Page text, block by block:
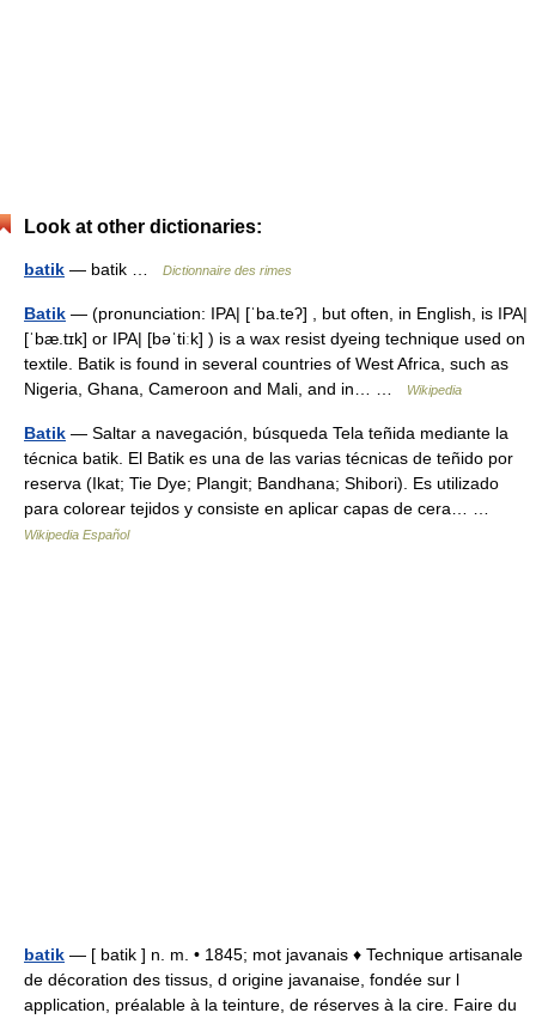
Look at other dictionaries:
batik — batik … Dictionnaire des rimes
Batik — (pronunciation: IPA| [ˈba.teʔ] , but often, in English, is IPA|
[ˈbæ.tɪk] or IPA| [bəˈtiːk] ) is a wax resist dyeing technique used on
textile. Batik is found in several countries of West Africa, such as
Nigeria, Ghana, Cameroon and Mali, and in… …
Wikipedia
Batik — Saltar a navegación, búsqueda Tela teñida mediante la
técnica batik. El Batik es una de las varias técnicas de teñido por
reserva (Ikat; Tie Dye; Plangit; Bandhana; Shibori). Es utilizado
para colorear tejidos y consiste en aplicar capas de cera… …
Wikipedia Español
batik — [ batik ] n. m. • 1845; mot javanais ♦ Technique artisanale
de décoration des tissus, d origine javanaise, fondée sur l
application, préalable à la teinture, de réserves à la cire. Faire du